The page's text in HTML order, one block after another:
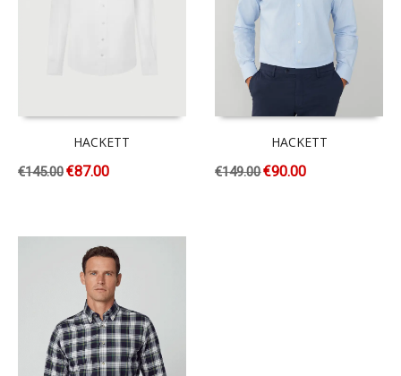
HACKETT
€145.00€87.00
HACKETT
€149.00€90.00